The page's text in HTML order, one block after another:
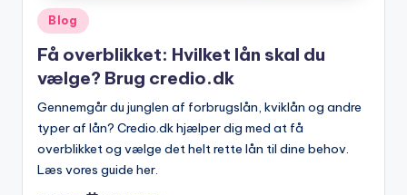
Posted
in
Blog
Få overblikket: Hvilket lån skal du
vælge? Brug credio.dk
Gennemgår du junglen af forbrugslån, kviklån og andre
typer af lån? Credio.dk hjælper dig med at få
overblikket og vælge det helt rette lån til dine behov.
Læs vores guide her.